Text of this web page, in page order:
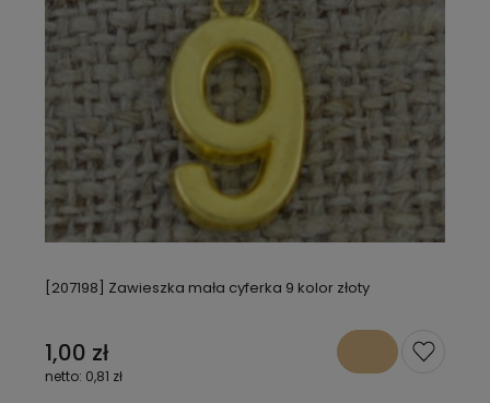
[207198] Zawieszka mała cyferka 9 kolor złoty
1,00 zł
0,81 zł